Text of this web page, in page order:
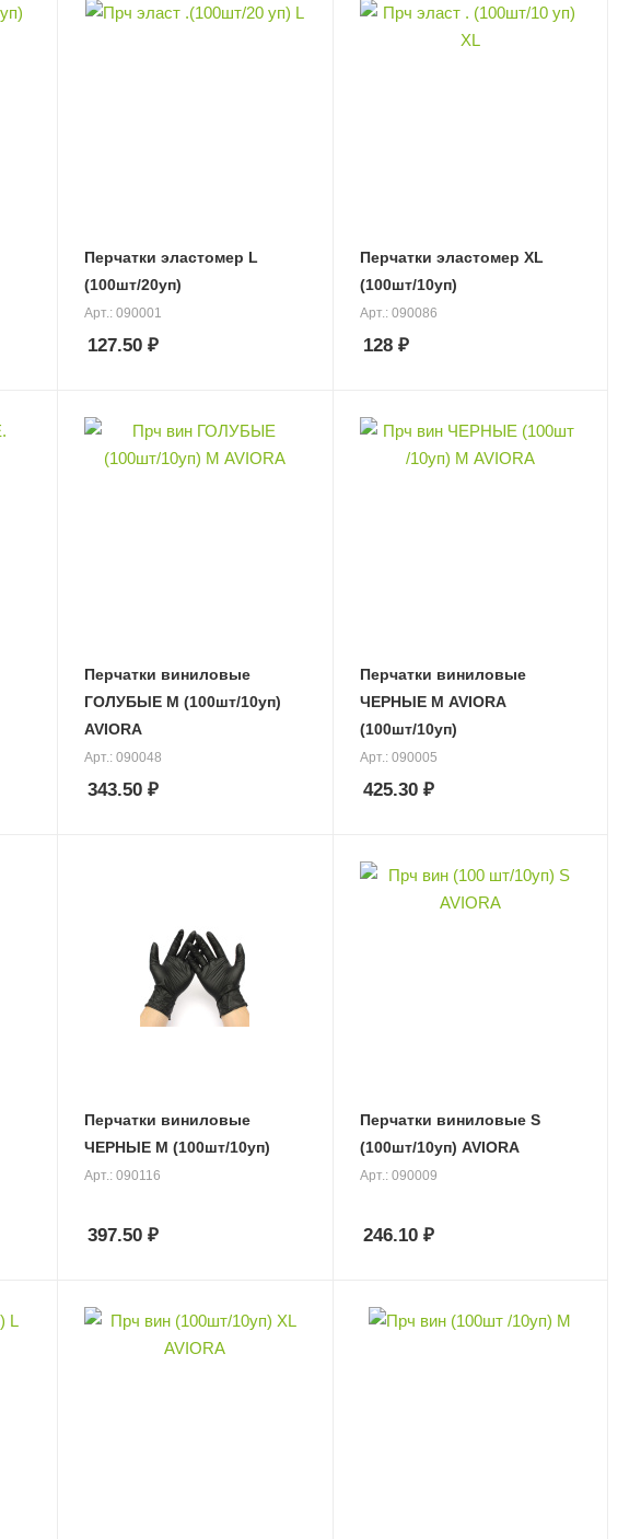
Перчатки эластомер L
(100шт/20уп)
Арт.: 090001
127.50 ₽
Перчатки эластомер ХL
(100шт/10уп)
Арт.: 090086
128₽
Перчатки виниловые
ГОЛУБЫЕ М (100шт/10уп)
AVIORA
Арт.: 090048
343.50 ₽
Перчатки виниловые
ЧЕРНЫЕ М AVIORA
(100шт/10уп)
Арт.: 090005
425.30₽
Перчатки виниловые
ЧЕРНЫЕ М (100шт/10уп)
Арт.: 090116
397.50 ₽
Перчатки виниловые S
(100шт/10уп) AVIORA
Арт.: 090009
246.10₽